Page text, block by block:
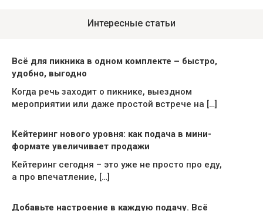
Интересные статьи
Всё для пикника в одном комплекте – быстро,
удобно, выгодно
Когда речь заходит о пикнике, выездном
мероприятии или даже простой встрече на […]
Кейтеринг нового уровня: как подача в мини-
формате увеличивает продажи
Кейтеринг сегодня – это уже не просто про еду,
а про впечатление, […]
Добавьте настроение в каждую подачу. Всё